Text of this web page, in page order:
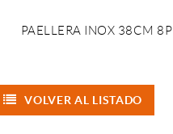
PAELLERA INOX 38CM 8P
VOLVER AL LISTADO